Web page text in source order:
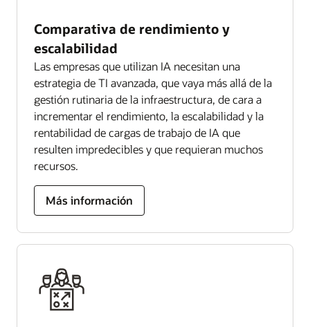
Comparativa de rendimiento y
escalabilidad
Las empresas que utilizan IA necesitan una
estrategia de TI avanzada, que vaya más allá de la
gestión rutinaria de la infraestructura, de cara a
incrementar el rendimiento, la escalabilidad y la
rentabilidad de cargas de trabajo de IA que
resulten impredecibles y que requieran muchos
recursos.
Más información